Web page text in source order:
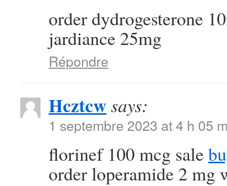
order dydrogesterone
jardiance 25mg
Répondre
Hcztcwsays:
1 septembre 2023 at 4 h 05
florinef 100 mcg sale
order loperamide 2 mg